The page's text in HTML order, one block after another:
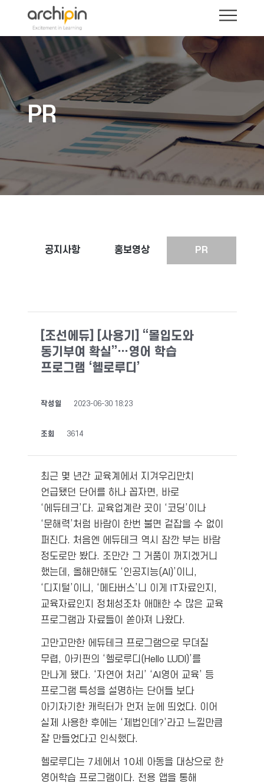
PR
공지사항 홍보영상 PR
[조선에듀] [사용기] “몰입도와
동기부여 확실”…영어 학습
프로그램 ‘헬로루디’
작성일 2023-06-30 18:23
조회 3614
최근 몇 년간 교육계에서 지겨우리만치
언급됐던 단어를 하나 꼽자면, 바로
‘에듀테크’다. 교육업계란 곳이 ‘코딩’이나
‘문해력’처럼 바람이 한번 불면 겉잡을 수 없이
퍼진다. 처음엔 에듀테크 역시 잠깐 부는 바람
정도로만 봤다. 조만간 그 거품이 꺼지겠거니
했는데, 올해만해도 ‘인공지능(AI)’이니,
‘디지털’이니, ‘메타버스’니 이게 IT자료인지,
교육자료인지 정체성조차 애매한 수 많은 교육
프로그램과 자료들이 쏟아져 나왔다.
고만고만한 에듀테크 프로그램으로 무뎌질
무렵, 아키핀의 ‘헬로루디(Hello LUDI)’를
만나게 됐다. ‘자연어 처리’ ‘AI영어 교육’ 등
프로그램 특성을 설명하는 단어들 보다
아기자기한 캐릭터가 먼저 눈에 띄었다. 이어
실제 사용한 후에는 ‘제법인데?’라고 느낄만큼
잘 만들었다고 인식했다.
헬로루디는 7세에서 10세 아동을 대상으로 한
영어학습 프로그램이다. 전용 앱을 통해